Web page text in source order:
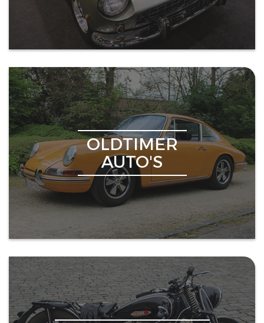
OLDTIMER
AUTO'S